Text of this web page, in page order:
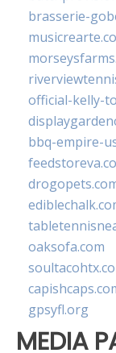
brasserie-
official-kelly-
bbq-empire-
oaksofa.com
gpsyfl.org
MEDIA